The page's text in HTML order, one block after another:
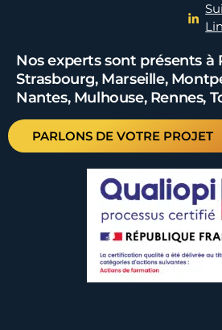
Nos experts sont présents à
Strasbourg, Marseille,
Nantes, Mulhouse, Rennes,
PARLONS DE VOTRE PROJET